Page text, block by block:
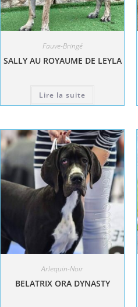
Fauve-Bringé
SALLY AU ROYAUME DE LEYLA
Lire la suite
Arlequin-Noir
BELATRIX ORA DYNASTY